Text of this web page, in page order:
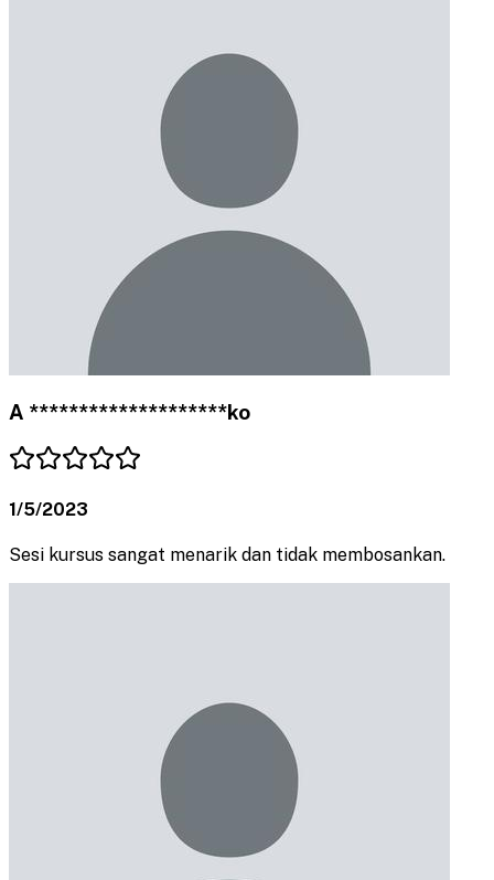
A ********************ko
1/5/2023
Sesi kursus sangat menarik dan tidak membosankan.